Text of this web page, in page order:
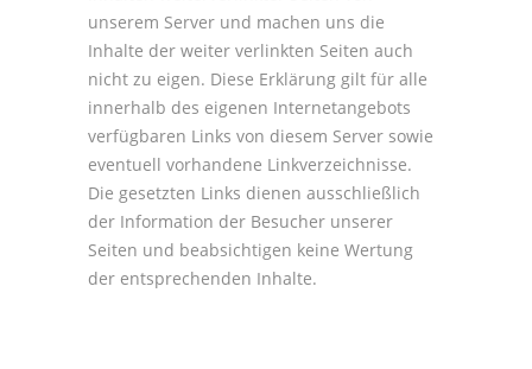
unserem Server und machen uns die
Inhalte der weiter verlinkten Seiten auch
nicht zu eigen. Diese Erklärung gilt für alle
innerhalb des eigenen Internetangebots
verfügbaren Links von diesem Server sowie
eventuell vorhandene Linkverzeichnisse.
Die gesetzten Links dienen ausschließlich
der Information der Besucher unserer
Seiten und beabsichtigen keine Wertung
der entsprechenden Inhalte.